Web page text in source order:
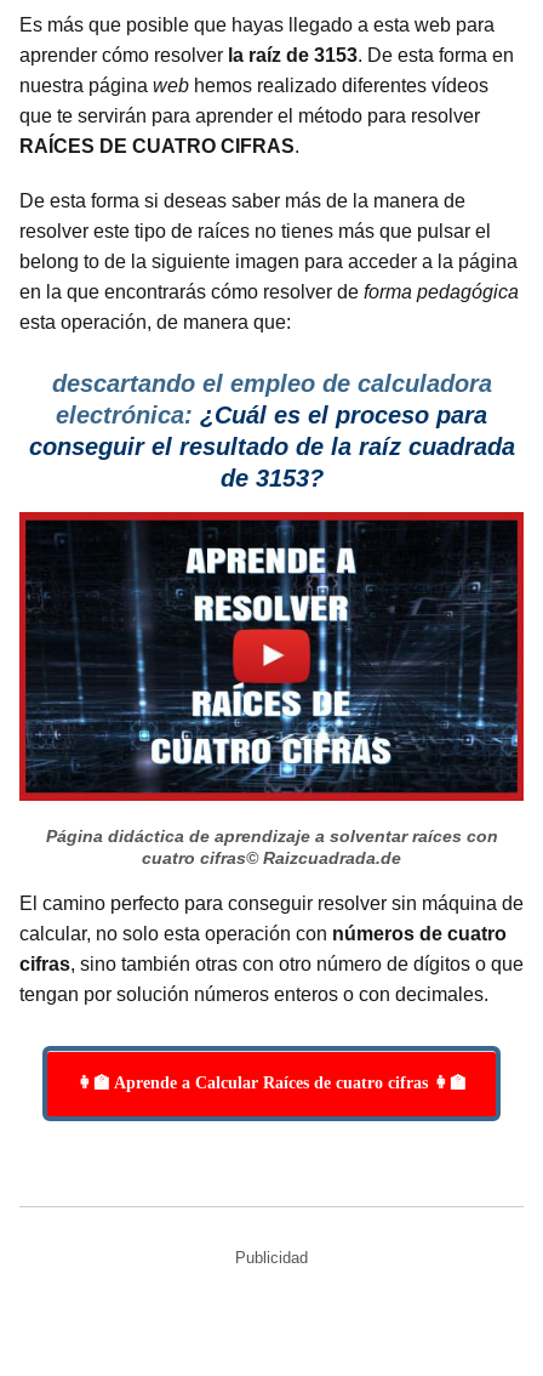
Es más que posible que hayas llegado a esta web para
aprender cómo resolver la raíz de 3153. De esta forma en
nuestra página web hemos realizado diferentes vídeos
que te servirán para aprender el método para resolver
RAÍCES DE CUATRO CIFRAS.
De esta forma si deseas saber más de la manera de
resolver este tipo de raíces no tienes más que pulsar el
belong to de la siguiente imagen para acceder a la página
en la que encontrarás cómo resolver de forma pedagógica
esta operación, de manera que:
descartando el empleo de calculadora
electrónica: ¿Cuál es el proceso para
conseguir el resultado de la raíz cuadrada
de 3153?
Página didáctica de aprendizaje a solventar raíces con
cuatro cifras© Raizcuadrada.de
El camino perfecto para conseguir resolver sin máquina de
calcular, no solo esta operación con números de cuatro
cifras, sino también otras con otro número de dígitos o que
tengan por solución números enteros o con decimales.
👩‍🏫 Aprende a Calcular Raíces de cuatro cifras 👩‍🏫
Publicidad